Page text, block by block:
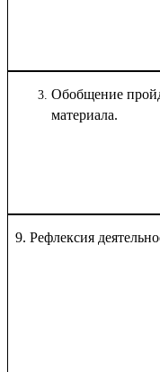
Обобщение
материала.
9. Рефлексия